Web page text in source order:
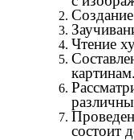
Чтение
картинам.
состоит